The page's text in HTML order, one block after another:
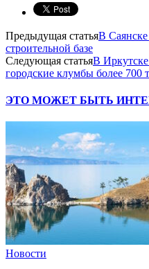
Предыдущая статьяВ Саянске
строительной базе
Следующая статьяВ Иркутске
городские клумбы более 700
ЭТО МОЖЕТ БЫТЬ
Новости